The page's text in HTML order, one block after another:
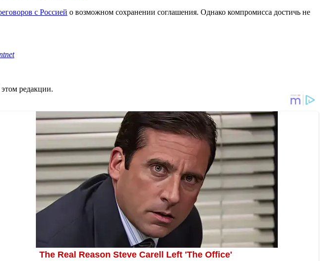
с Россией о возможном сохранении соглашения. Однако компромисса достичь не
редакции.